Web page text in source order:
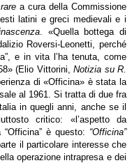
a cura della Commissione
latini e greci medievali e i
. «Quella bottega di
Roversi-Leonetti, perché
e in vita l’ha tenuta, come
(Elio Vittorini,Notizia su R.
di «Officina» è stata la
al 1961. Si tratta di due fra
in quegli anni, anche se il
critico: «l’aspetto da
è questo: “Officina”
il particolare interesse che
operazione intrapresa e dei